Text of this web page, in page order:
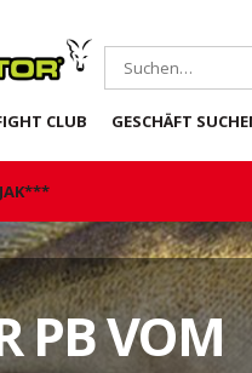
CLUB GESCHÄFT
PB VOM